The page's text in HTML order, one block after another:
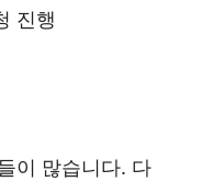
진행
이 많습니다. 다